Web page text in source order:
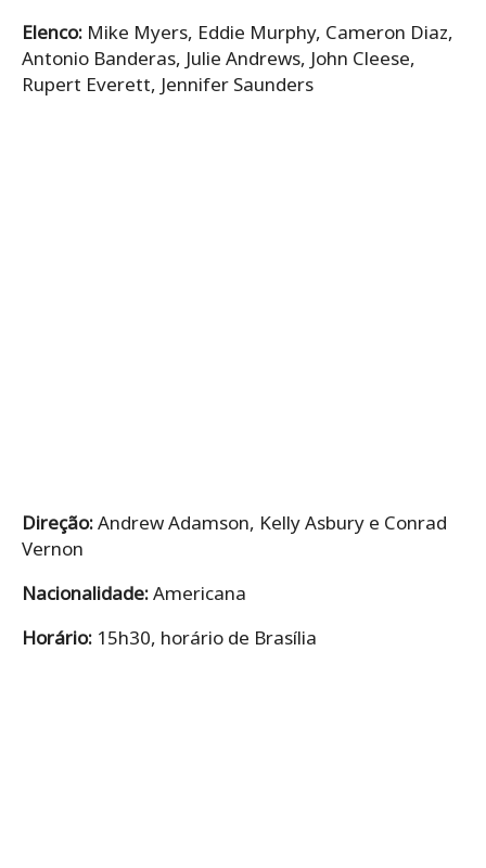
Elenco: Mike Myers, Eddie Murphy, Cameron Diaz,
Antonio Banderas, Julie Andrews, John Cleese,
Rupert Everett, Jennifer Saunders
Direção:Andrew Adamson, Kelly Asbury e Conrad
Vernon
Nacionalidade:Americana
Horário: 15h30, horário de Brasília